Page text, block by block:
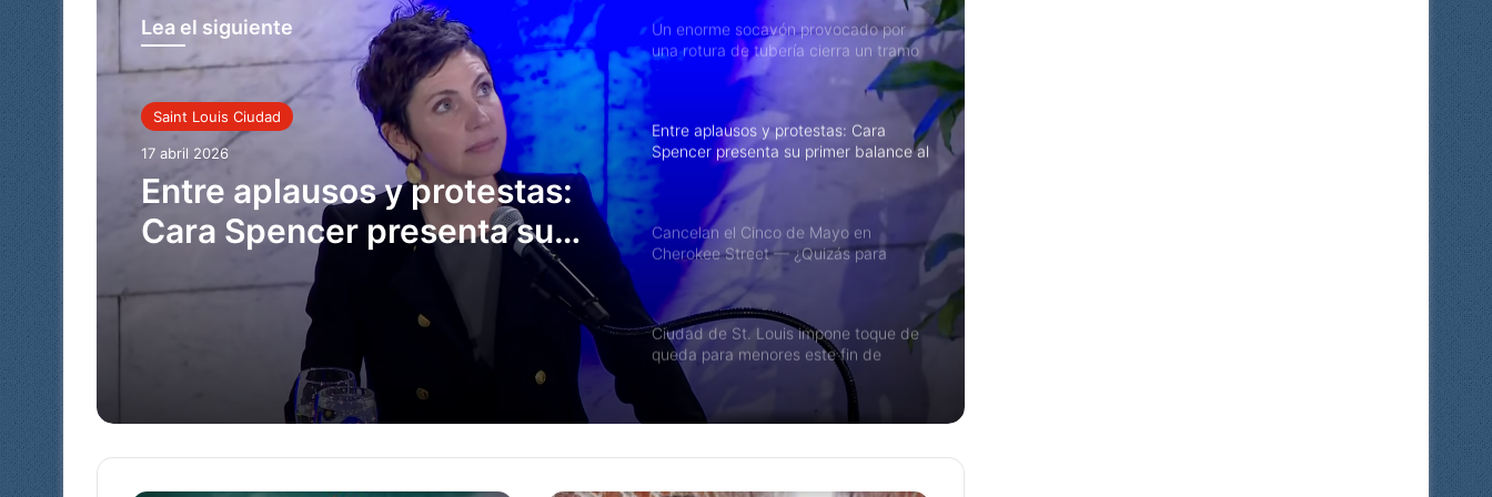
Lea el siguiente
Saint Louis Ciudad
17 abril 2026
Entre aplausos y protestas:
Cara Spencer presenta su
primer balance al frente de
Un enorme socavón provocado por
una rotura de tubería cierra un tramo
de la Interestatal 44 en el centro de
Entre aplausos y protestas: Cara
Spencer presenta su primer balance al
frente de St. Louis
Cancelan el Cinco de Mayo en
Cherokee Street — ¿Quizás para
siempre?
Ciudad de St. Louis impone toque de
queda para menores este fin de
semana en el centro de la ciudad
en la región de St. Louis: Datos de